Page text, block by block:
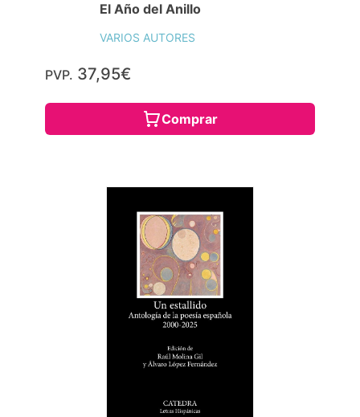
El Año del Anillo
VARIOS AUTORES
PVP. 37,95€
Comprar